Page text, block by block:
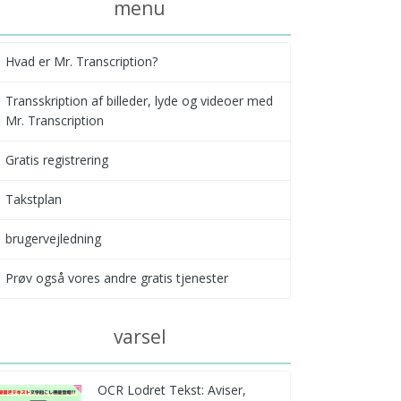
menu
Hvad er Mr. Transcription?
Transskription af billeder, lyde og videoer med
Mr. Transcription
Gratis registrering
Takstplan
brugervejledning
Prøv også vores andre gratis tjenester
varsel
OCR Lodret Tekst: Aviser,